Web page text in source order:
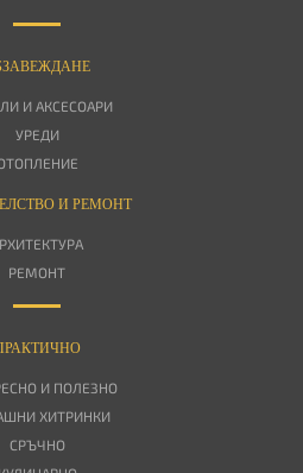
И АКСЕСОАРИ
УРЕДИ
И РЕМОНТ
РЕМОНТ
И ПОЛЕЗНО
ХИТРИНКИ
СРЪЧНО